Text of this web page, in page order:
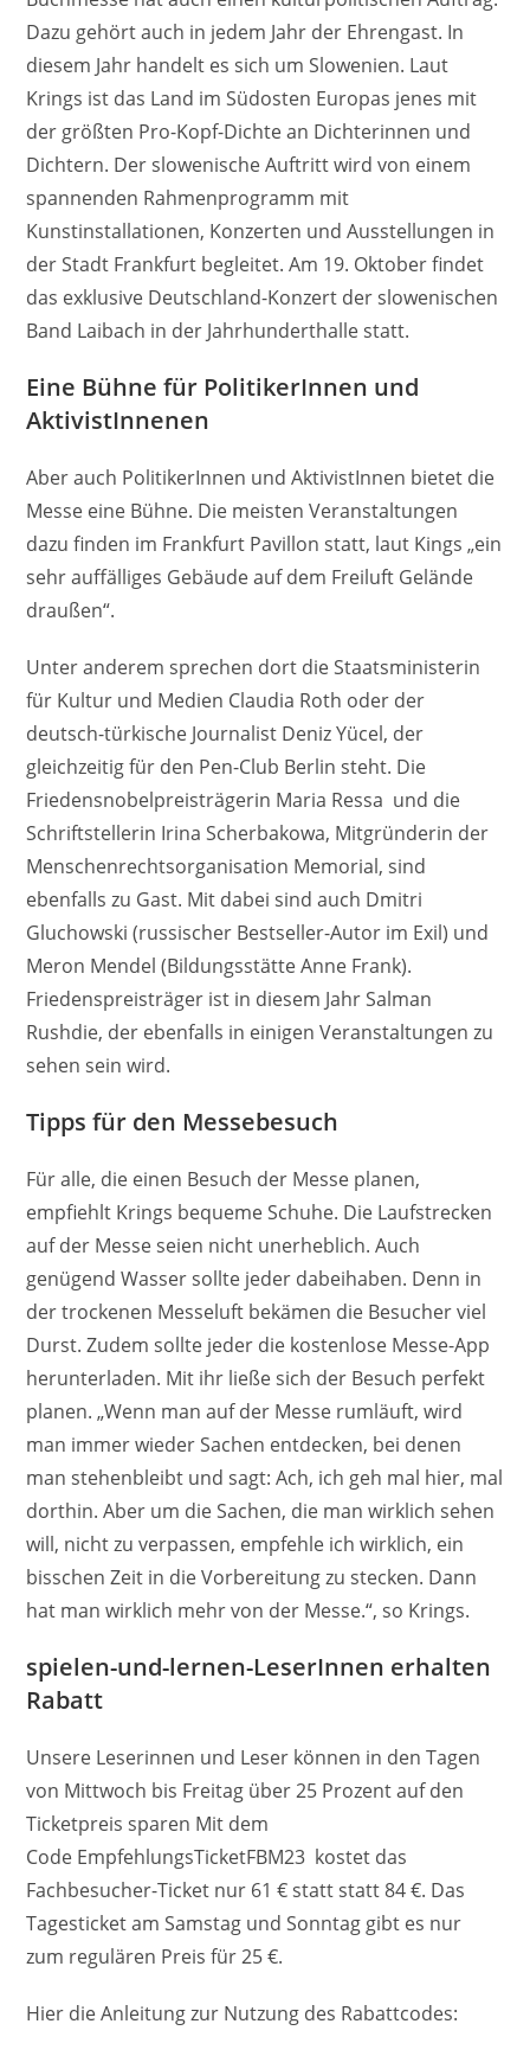
Dazu gehört auch in jedem Jahr der Ehrengast. In
diesem Jahr handelt es sich um Slowenien. Laut
Krings ist das Land im Südosten Europas jenes mit
der größten Pro-Kopf-Dichte an Dichterinnen und
Dichtern. Der slowenische Auftritt wird von einem
spannenden Rahmenprogramm mit
Kunstinstallationen, Konzerten und Ausstellungen in
der Stadt Frankfurt begleitet. Am 19. Oktober findet
das exklusive Deutschland-Konzert der slowenischen
Band Laibach in der Jahrhunderthalle statt.
Eine Bühne für PolitikerInnen und
AktivistInnenen
Aber auch PolitikerInnen und AktivistInnen bietet die
Messe eine Bühne. Die meisten Veranstaltungen
dazu finden im Frankfurt Pavillon statt, laut Kings „ein
sehr auffälliges Gebäude auf dem Freiluft Gelände
draußen“.
Unter anderem sprechen dort die Staatsministerin
für Kultur und Medien Claudia Roth oder der
deutsch-türkische Journalist Deniz Yücel, der
gleichzeitig für den Pen-Club Berlin steht. Die
Friedensnobelpreisträgerin Maria Ressa und die
Schriftstellerin Irina Scherbakowa, Mitgründerin der
Menschenrechtsorganisation Memorial, sind
ebenfalls zu Gast. Mit dabei sind auch Dmitri
Gluchowski (russischer Bestseller-Autor im Exil) und
Meron Mendel (Bildungsstätte Anne Frank).
Friedenspreisträger ist in diesem Jahr Salman
Rushdie, der ebenfalls in einigen Veranstaltungen zu
sehen sein wird.
Tipps für den Messebesuch
Für alle, die einen Besuch der Messe planen,
empfiehlt Krings bequeme Schuhe. Die Laufstrecken
auf der Messe seien nicht unerheblich. Auch
genügend Wasser sollte jeder dabeihaben. Denn in
der trockenen Messeluft bekämen die Besucher viel
Durst. Zudem sollte jeder die kostenlose Messe-App
herunterladen. Mit ihr ließe sich der Besuch perfekt
planen. „Wenn man auf der Messe rumläuft, wird
man immer wieder Sachen entdecken, bei denen
man stehenbleibt und sagt: Ach, ich geh mal hier, mal
dorthin. Aber um die Sachen, die man wirklich sehen
will, nicht zu verpassen, empfehle ich wirklich, ein
bisschen Zeit in die Vorbereitung zu stecken. Dann
hat man wirklich mehr von der Messe.“, so Krings.
spielen-und-lernen-LeserInnen erhalten
Rabatt
Unsere Leserinnen und Leser können in den Tagen
von Mittwoch bis Freitag über 25 Prozent auf den
Ticketpreis sparen Mit dem
Code EmpfehlungsTicketFBM23 kostet das
Fachbesucher-Ticket nur 61 € statt statt 84 €. Das
Tagesticket am Samstag und Sonntag gibt es nur
zum regulären Preis für 25 €.
Hier die Anleitung zur Nutzung des Rabattcodes: